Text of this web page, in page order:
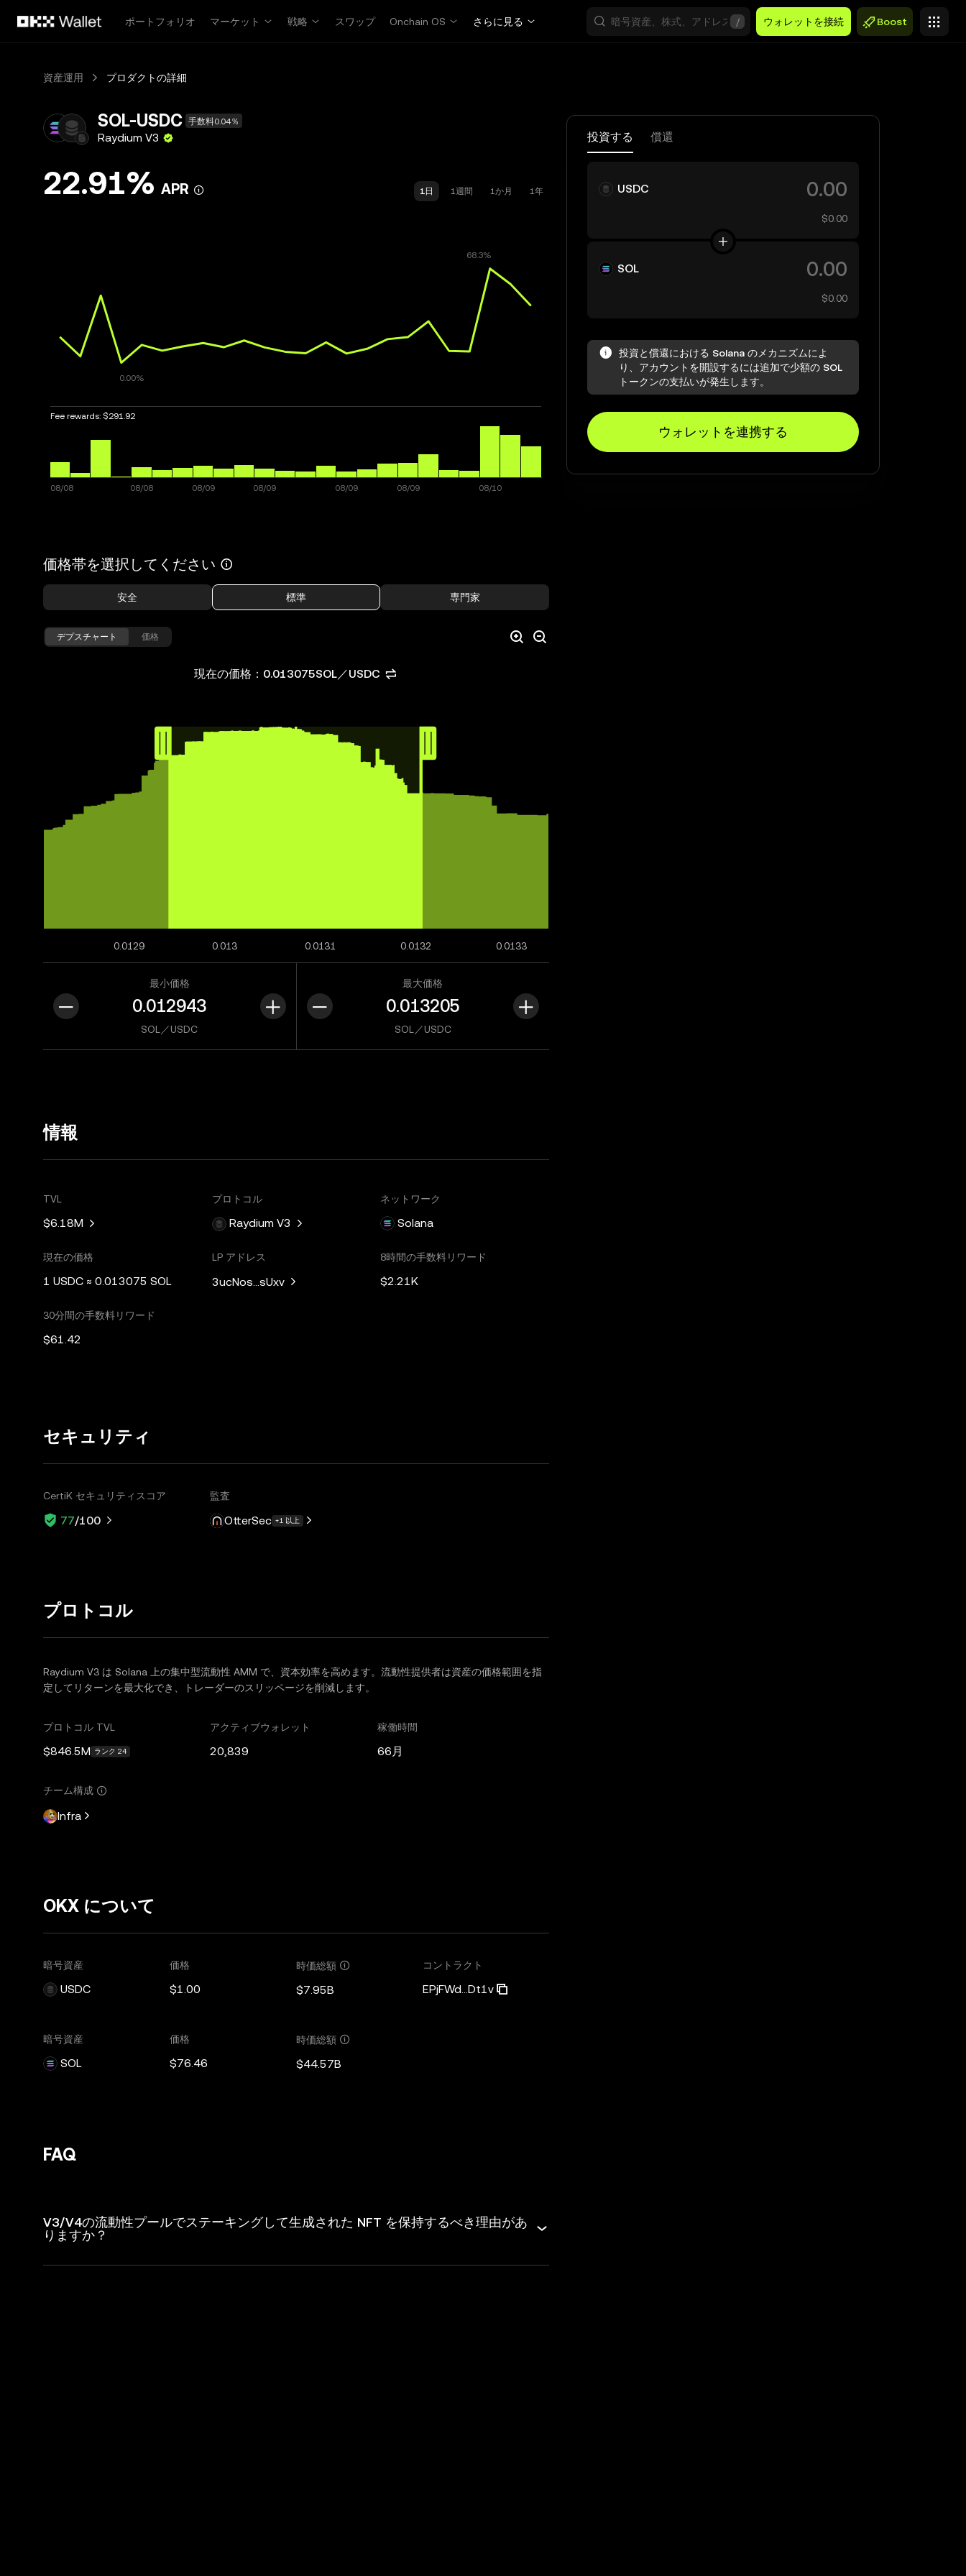
ポートフォリオ
マーケット 戦略 スワップ Onchain OS さらに見る / ウォレットを接続 Boost
資産運用 プロダクトの詳細
SOL-USDC 手数料0.04％
Raydium V3
22.91% APR 1日 1週間 1か月 1年
Fee rewards: $291.92
価格帯を選択してください
安全 標準 専門家
デプスチャート 価格
現在の価格：0.013075SOL／USDC
0.0129 0.013 0.0131 0.0132 0.0133
最小価格
SOL／USDC
最大価格
SOL／USDC
情報
TVL
$6.18M
プロトコル
Raydium V3
ネットワーク
Solana
現在の価格
1 USDC ≈ 0.013075 SOL
LP アドレス
3ucNos...sUxv
8時間の手数料リワード
$2.21K
30分間の手数料リワード
$61.42
セキュリティ
CertiK セキュリティスコア
77/100
監査
OtterSec +1 以上
プロトコル
Raydium V3 は Solana 上の集中型流動性 AMM で、資本効率を高めます。流動性提供者は資産の価格範囲を指
定してリターンを最大化でき、トレーダーのスリッページを削減します。
プロトコル TVL
$846.5M ランク 24
アクティブウォレット
20,839
稼働時間
66月
チーム構成
Infra
OKX について
暗号資産
USDC
価格
$1.00
時価総額
$7.95B
コントラクト
EPjFWd...Dt1v
暗号資産
SOL
価格
$76.46
時価総額
$44.57B
FAQ
V3/V4の流動性プールでステーキングして生成された NFT を保持するべき理由があ
りますか？
投資する 償還
USDC
$0.00
SOL
$0.00
投資と償還における Solana のメカニズムによ
り、アカウントを開設するには追加で少額の SOL
トークンの支払いが発生します。
ウォレットを連携する